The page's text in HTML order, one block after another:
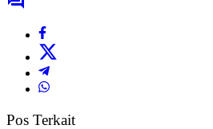
Pos Terkait